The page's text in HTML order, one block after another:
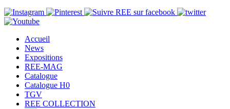
Accueil
News
Expositions
REE-MAG
Catalogue
Catalogue H0
TGV
REE COLLECTION